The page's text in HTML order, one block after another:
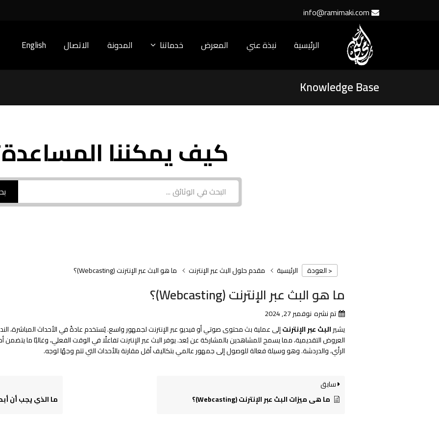
info@ramimaki.com
الرئيسية نبذة عني المعرض خدماتنا المدونة الاتصال English
Knowledge Base
كيف يمكننا
< العودة الرئيسية مقدم حلول البث عبر الإنترنت ما هو البث عبر الإنترنت (Webcasting)؟
ما هو البث عبر الإنترنت (Webcasting)؟
تم نشره نوفمبر 27, 2024
يشيرالبث عبر الإنترنتإلى عملية بث محتوى صوتي أو فيديو عبر الإنترنت لجمهور واسع. يُستخدم عادةً في الأحداث المباشرة،
العروض التقديمية، مما يسمح للمشاهدين بالمشاركة عن بُعد. يوفر البث عبر الإنترنت تفاعلًا في الوقت الفعلي، وغالبًا ما يتضمن
الرأي، والدردشة. وهو وسيلة فعالة للوصول إلى جمهور عالمي بتكاليف أقل مقارنة بالأحداث التي تتم وجهًا لوجه.
سابق
ما هي ميزات البث عبر الإنترنت (Webcasting)؟